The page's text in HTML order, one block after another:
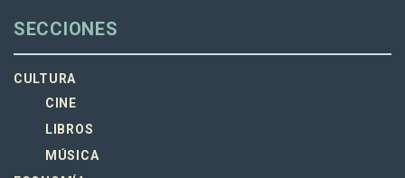
SECCIONES
CULTURA
CINE
LIBROS
MÚSICA